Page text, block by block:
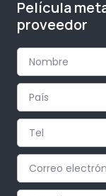
Película
proveedor